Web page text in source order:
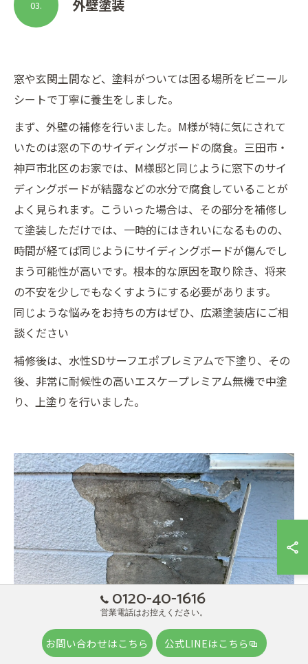
外壁塗装
03.
窓や玄関土間など、塗料がついては困る場所をビニール
シートで丁寧に養生をしました。
まず、外壁の補修を行いました。M様が特に気にされて
いたのは窓の下のサイディングボードの腐食。三田市・
神戸市北区のお家では、M様邸と同じように窓下のサイ
ディングボードが結露などの水分で腐食していることが
よく見られます。こういった場合は、その部分を補修し
て塗装しただけでは、一時的にはきれいになるものの、
時間が経てば同じようにサイディングボードが傷んでし
まう可能性が高いです。根本的な原因を取り除き、将来
の不安を少しでもなくすようにする必要があります。
同じような悩みをお持ちの方はぜひ、広瀬塗装店にご相
談ください
補修後は、水性SDサーフエポプレミアムで下塗り、その
後、非常に耐候性の高いエスケープレミアム無機で中塗
り、上塗りを行いました。
0120-40-1616
営業電話はお控えください。
お問い合わせはこちら 公式LINEはこちら